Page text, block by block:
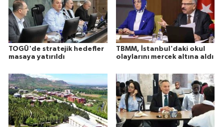
TOGÜ'de stratejik hedefler
masaya yatırıldı
TBMM, İstanbul'daki okul
olaylarını mercek altına aldı